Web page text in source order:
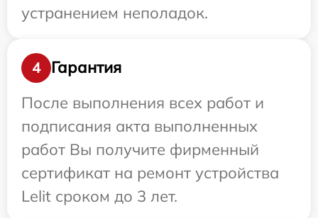
устранением неполадок.
4
Гарантия
После выполнения всех работ и
подписания акта выполненных
работ Вы получите фирменный
сертификат на ремонт устройства
Lelit сроком до 3 лет.